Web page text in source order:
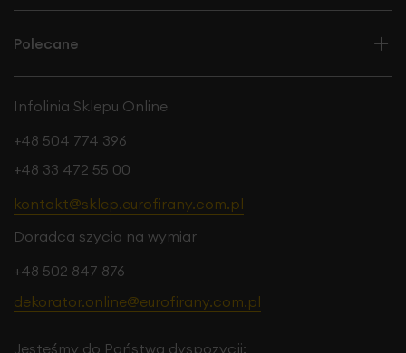
Polecane
Infolinia Sklepu Online
+48 504 774 396
+48 33 472 55 00
kontakt@sklep.eurofirany.com.pl
Doradca szycia na wymiar
+48 502 847 876
dekorator.online@eurofirany.com.pl
Jesteśmy do Państwa dyspozycji: